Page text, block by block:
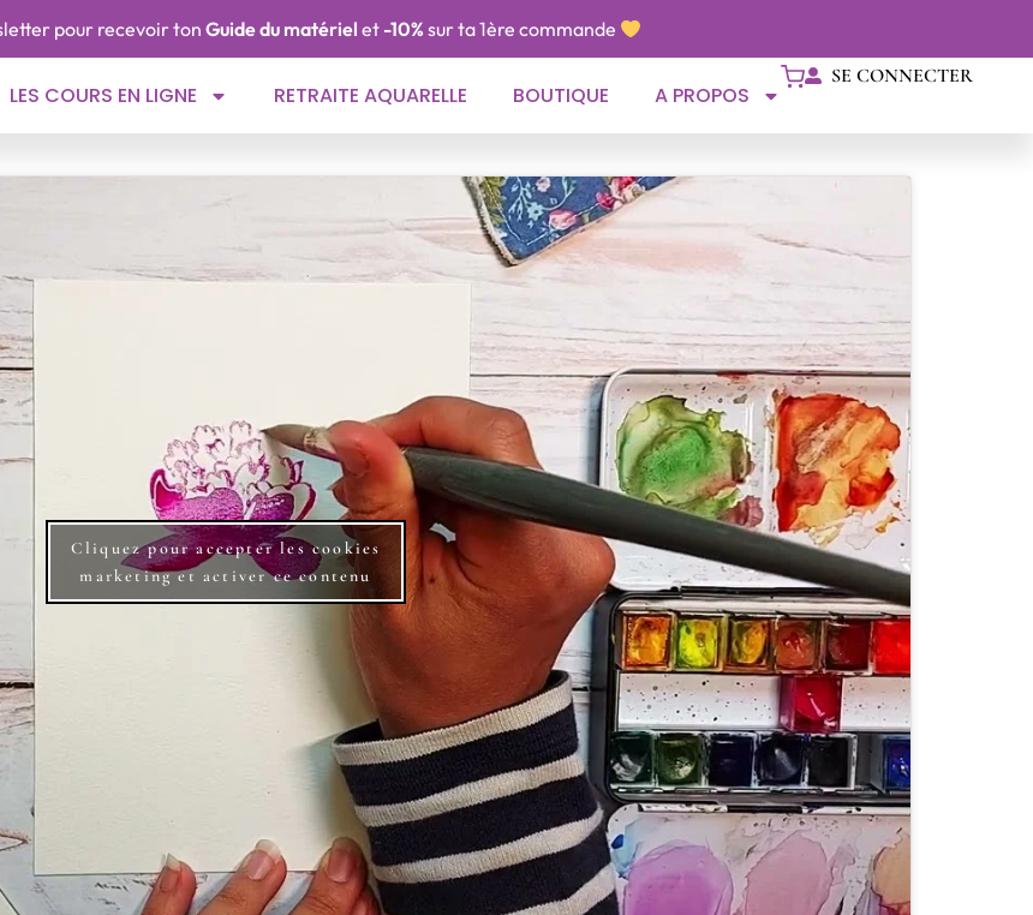
pour recevoir tonGuide du matériel et -10% sur ta 1ère commande
LES COURS EN LIGNE RETRAITE AQUARELLE BOUTIQUE A PROPOS
SE CONNECTER
Cliquez pour accepter les cookies
marketing et activer ce contenu